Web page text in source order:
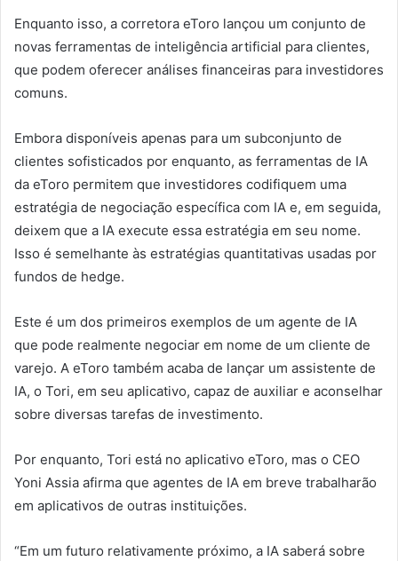
Enquanto isso, a corretora eToro lançou um conjunto de
novas ferramentas de inteligência artificial para clientes,
que podem oferecer análises financeiras para investidores
comuns.
Embora disponíveis apenas para um subconjunto de
clientes sofisticados por enquanto, as ferramentas de IA
da eToro permitem que investidores codifiquem uma
estratégia de negociação específica com IA e, em seguida,
deixem que a IA execute essa estratégia em seu nome.
Isso é semelhante às estratégias quantitativas usadas por
fundos de hedge.
Este é um dos primeiros exemplos de um agente de IA
que pode realmente negociar em nome de um cliente de
varejo. A eToro também acaba de lançar um assistente de
IA, o Tori, em seu aplicativo, capaz de auxiliar e aconselhar
sobre diversas tarefas de investimento.
Por enquanto, Tori está no aplicativo eToro, mas o CEO
Yoni Assia afirma que agentes de IA em breve trabalharão
em aplicativos de outras instituições.
“Em um futuro relativamente próximo, a IA saberá sobre